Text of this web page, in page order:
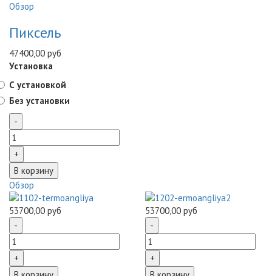
Обзор
Пиксель
47400,00 руб
Установка
С установкой
Без установки
Обзор
53700,00 руб 53700,00 руб